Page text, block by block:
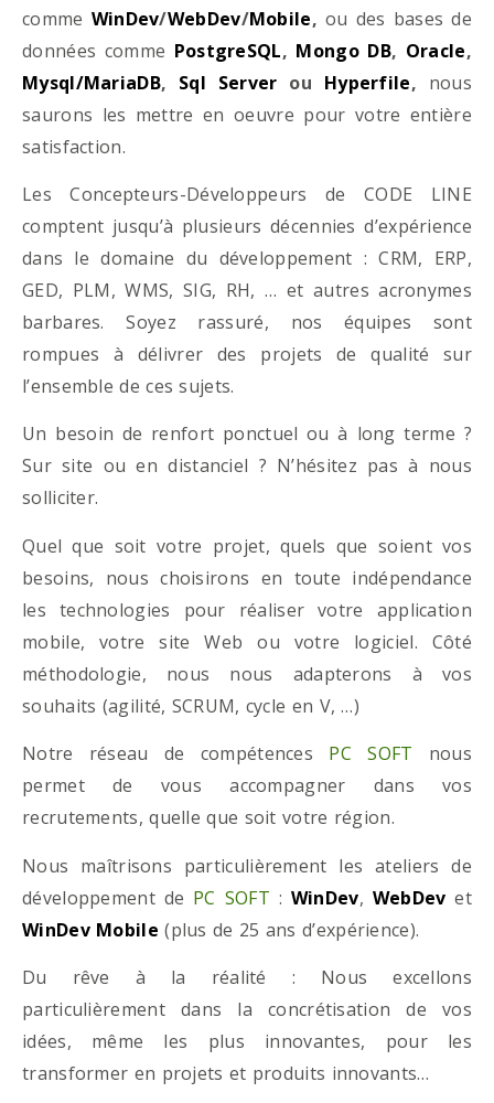
comme WinDev/WebDev/Mobile, ou des bases de
données comme PostgreSQL, Mongo DB, Oracle,
Mysql/MariaDB, Sql Server ou Hyperfile, nous
saurons les mettre en oeuvre pour votre entière
satisfaction.
Les Concepteurs-Développeurs de CODE LINE
comptent jusqu’à plusieurs décennies d’expérience
dans le domaine du développement : CRM, ERP,
GED, PLM, WMS, SIG, RH, … et autres acronymes
barbares. Soyez rassuré, nos équipes sont
rompues à délivrer des projets de qualité sur
l’ensemble de ces sujets.
Un besoin de renfort ponctuel ou à long terme ?
Sur site ou en distanciel ? N’hésitez pas à nous
solliciter.
Quel que soit votre projet, quels que soient vos
besoins, nous choisirons en toute indépendance
les technologies pour réaliser votre application
mobile, votre site Web ou votre logiciel. Côté
méthodologie, nous nous adapterons à vos
souhaits (agilité, SCRUM, cycle en V, …)
Notre réseau de compétences PC SOFT nous
permet de vous accompagner dans vos
recrutements, quelle que soit votre région.
Nous maîtrisons particulièrement les ateliers de
développement de PC SOFT : WinDev, WebDev et
WinDev Mobile (plus de 25 ans d’expérience).
Du rêve à la réalité : Nous excellons
particulièrement dans la concrétisation de vos
idées, même les plus innovantes, pour les
transformer en projets et produits innovants…